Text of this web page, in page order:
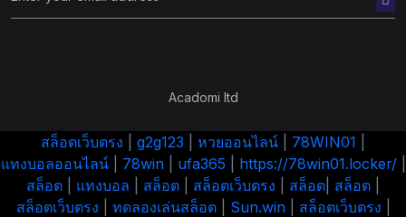
Acadomi ltd
สล็อตเว็บตรง g2g123 หวยออนไลน์ 78WIN01
แทงบอลออนไลน์| 78win| ufa365 https://78win01.locker/|
สล็อต
แทงบอล สล็อต สล็อตเว็บตรง สล็อต สล็อต
สล็อตเว็บตรง
ทดลองเล่นสล็อต| Sun.win| สล็อตเว็บตรง